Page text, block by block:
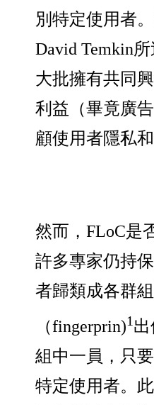
別特定使用者
David Temkin
大批擁有共同
利益（畢竟廣
顧使用者隱私
然而，FLoC是
許多專家仍持
者歸類成各群
（fingerprin)1
組中一員，只
特定使用者。